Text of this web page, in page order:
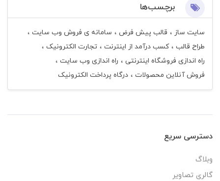
برچسب‌ها
سایت ساز قالب پیش فرض
سامانه ی فروش وب سایت
طراح قالب
کسب درآمد از اینترنت
تجارت الکترونیک
راه اندازی فروشگاه اینترنتی
راه اندازی وب سایت
فروش آنلاین محصولات
درگاه پرداخت الکترونیک
دسترسی سریع
وبلاگ
گالری تصاویر